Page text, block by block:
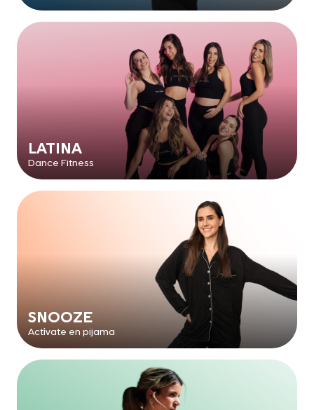
LATINA
Dance Fitness
SNOOZE
Actívate en pijama